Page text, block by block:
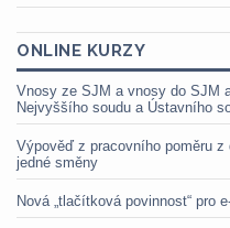
ONLINE KURZY
Vnosy ze SJM a vnosy do SJM
Nejvyššího soudu a Ústavního
Výpověď z pracovního poměru
jedné směny
Nová „tlačítková povinnost“ pro